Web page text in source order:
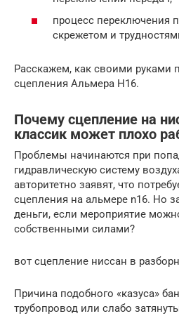
процесс переключения
скрежетом и
Расскажем, как своими руками
сцепления Альмера Н16.
Почему сцепление на
классик может плохо
Проблемы начинаются при
гидравлическую систему
авторитетно заявят, что
сцепления на альмере n16. Но
деньги, если мероприятие
собственными силами?
вот сцепление ниссан в
Причина подобного «казуса»
трубопровод или слабо